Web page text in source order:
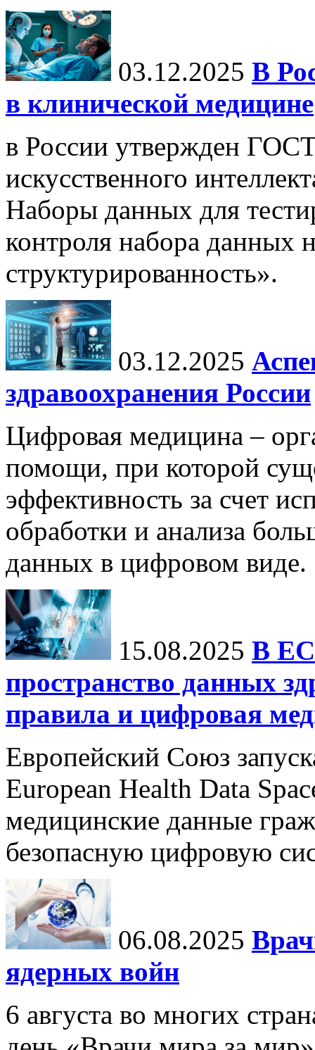
03.12.2025 В
в клинической медицине
в России утвержден
искусственного
Наборы данных для
контроля набора данных
структурированность».
03.12.2025
здравоохранения России
Цифровая медицина –
помощи, при которой
эффективность за счет
обработки и анализа
данных в цифровом виде.
15.08.2025 В ЕС
пространство данных
правила и цифровая
Европейский Союз
European Health Data
медицинские данные
безопасную цифровую
06.08.2025
ядерных войн
6 августа во многих